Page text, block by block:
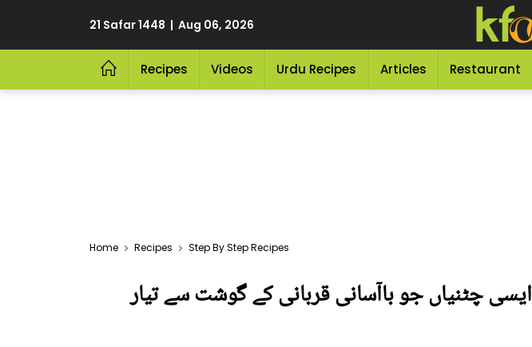
21 Safar 1448 | Aug 06, 2026
Recipes Videos Urdu Recipes Articles Restaurant
Home Recipes Step By Step Recipes
گوشت کو ہضم کرنے کے لیئے چٹنی کا استعمال ۔۔ جانیں 3 ایسی چٹنیاں جو باآسانی قربانی کے گوشت سے تیار